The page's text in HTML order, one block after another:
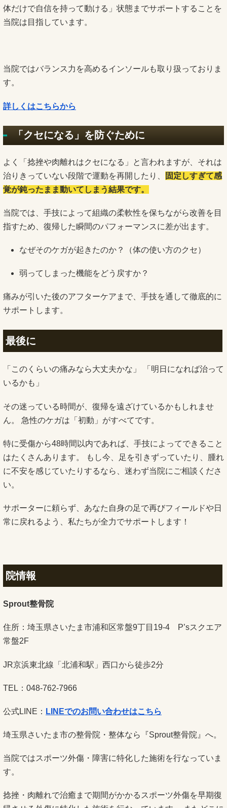
体だけで自信を持って動ける」状態までサポートすることを
当院は目指しています。
当院ではバランス力を高めるインソールも取り扱っておりま
す。
詳しくはこちらから
「クセになる」を防ぐために
よく「捻挫や肉離れはクセになる」と言われますが、それは
治りきっていない段階で運動を再開したり、
固定しすぎて感
覚が鈍ったまま動いてしまう結果です。
当院では、手技によって組織の柔軟性を保ちながら改善を目
指すため、復帰した瞬間のパフォーマンスに差が出ます。
なぜそのケガが起きたのか？（体の使い方のクセ）
弱ってしまった機能をどう戻すか？
痛みが引いた後のアフターケアまで、手技を通して徹底的に
サポートします。
最後に
「このくらいの痛みなら大丈夫かな」 「明日になれば治って
いるかも」
その迷っている時間が、復帰を遠ざけているかもしれませ
ん。 急性のケガは「初動」がすべてです。
特に受傷から48時間以内であれば、手技によってできること
はたくさんあります。 もし今、足を引きずっていたり、腫れ
に不安を感じていたりするなら、迷わず当院にご相談くださ
い。
サポーターに頼らず、あなた自身の足で再びフィールドや日
常に戻れるよう、私たちが全力でサポートします！
院情報
Sprout整骨院
住所：埼玉県さいたま市浦和区常盤9丁目19-4 P’sスクエア
常盤2F
JR京浜東北線「北浦和駅」西口から徒歩2分
TEL：048-762-7966
公式LINE： LINEでのお問い合わせはこちら
埼玉県さいたま市の整骨院・整体なら『Sprout整骨院』へ。
当院ではスポーツ外傷・障害に特化した施術を行なっていま
す。
捻挫・肉離れで治癒まで期間がかかるスポーツ外傷を早期復